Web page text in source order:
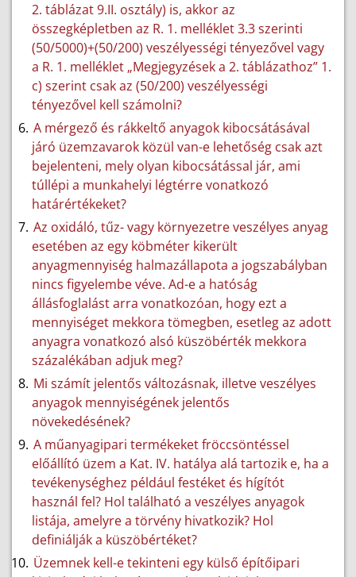
2. táblázat 9.II. osztály) is, akkor az
összegképletben az R. 1. melléklet 3.3 szerinti
(50/5000)+(50/200) veszélyességi tényezővel vagy
a R. 1. melléklet „Megjegyzések a 2. táblázathoz” 1.
c) szerint csak az (50/200) veszélyességi
tényezővel kell számolni?
A mérgező és rákkeltő anyagok kibocsátásával
járó üzemzavarok közül van-e lehetőség csak azt
bejelenteni, mely olyan kibocsátással jár, ami
túllépi a munkahelyi légtérre vonatkozó
határértékeket?
Az oxidáló, tűz- vagy környezetre veszélyes anyag
esetében az egy köbméter kikerült
anyagmennyiség halmazállapota a jogszabályban
nincs figyelembe véve. Ad-e a hatóság
állásfoglalást arra vonatkozóan, hogy ezt a
mennyiséget mekkora tömegben, esetleg az adott
anyagra vonatkozó alsó küszöbérték mekkora
százalékában adjuk meg?
Mi számít jelentős változásnak, illetve veszélyes
anyagok mennyiségének jelentős
növekedésének?
A műanyagipari termékeket fröccsöntéssel
előállító üzem a Kat. IV. hatálya alá tartozik e, ha a
tevékenységhez például festéket és hígítót
használ fel? Hol található a veszélyes anyagok
listája, amelyre a törvény hivatkozik? Hol
definiálják a küszöbértéket?
Üzemnek kell-e tekinteni egy külső építőipari